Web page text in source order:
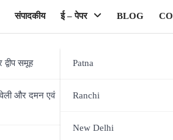
द्वीप समूह
और दमन एवं
संपादकीय ई – पेपर
Patna
Ranchi
New Delhi
BLOG
-उपाध्यक्ष